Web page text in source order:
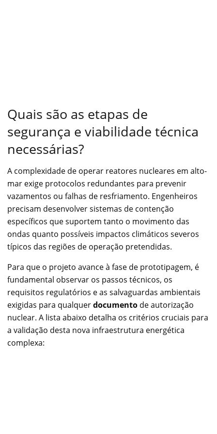
Quais são as etapas de
segurança e viabilidade técnica
necessárias?
A complexidade de operar reatores nucleares em alto-
mar exige protocolos redundantes para prevenir
vazamentos ou falhas de resfriamento. Engenheiros
precisam desenvolver sistemas de contenção
específicos que suportem tanto o movimento das
ondas quanto possíveis impactos climáticos severos
típicos das regiões de operação pretendidas.
Para que o projeto avance à fase de prototipagem, é
fundamental observar os passos técnicos, os
requisitos regulatórios e as salvaguardas ambientais
exigidas para qualquerdocumento de autorização
nuclear. A lista abaixo detalha os critérios cruciais para
a validação desta nova infraestrutura energética
complexa: